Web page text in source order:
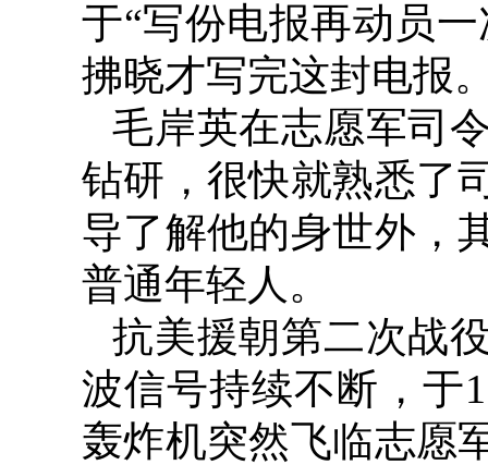
于“写份电报再动员
拂晓才写完这封电报
毛岸英在志愿军司
钻研，很快就熟悉了
导了解他的身世外，
普通年轻人。
抗美援朝第二次战
波信号持续不断，于
轰炸机突然飞临志愿